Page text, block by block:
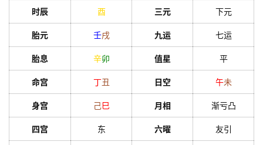
时辰 酉 三元 下元
胎元 壬戌 九运 七运
胎息 辛卯 值星 平
命宫 丁丑 日空 午未
身宫 己巳 月相 渐亏凸
四宫 东 六曜 友引